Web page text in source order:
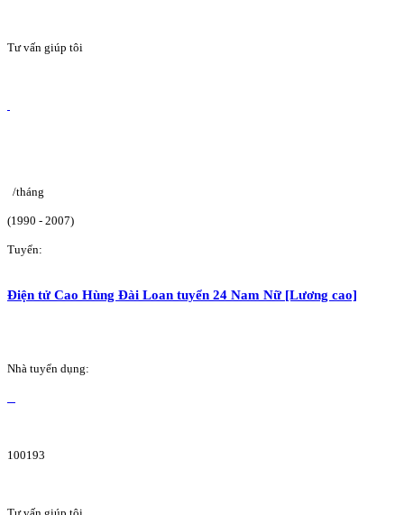
Tư vấn giúp tôi
/tháng
(1990 - 2007)
Tuyển:
Điện tử Cao Hùng Đài Loan tuyển 24 Nam Nữ [Lương cao]
Nhà tuyển dụng:
100193